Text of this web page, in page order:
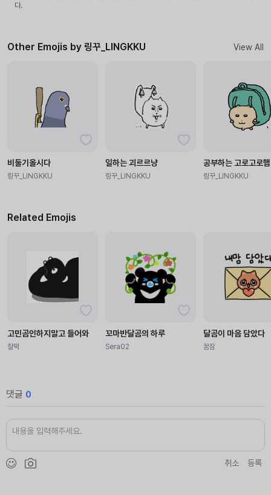
다.
Other Emojis by 링꾸_LINGKKU View All
비둘기올시다
링꾸_LINGKKU
일하는 괴르르냥
링꾸_LINGKKU
공부하는 고로고로
링꾸_LINGKKU
Related Emojis
고민곰인하지말고 들어와
찰떡
꼬마반달곰의 하루
Sera02
달곰이 마음 담았다
꿈잠
댓글 0
취소 등록